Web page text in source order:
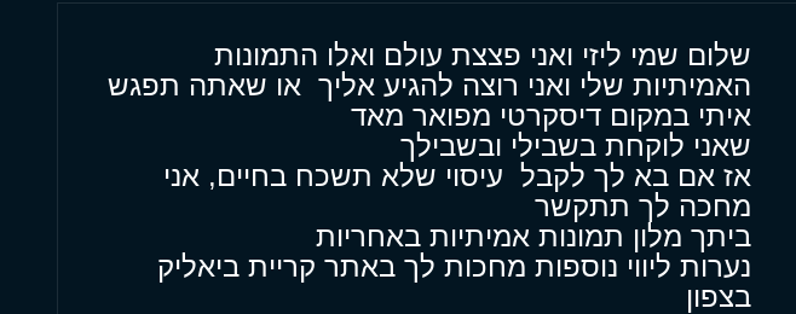
שלום שמי ליזי ואני פצצת עולם ואלו התמונות
האמיתיות שלי ואני רוצה להגיע אליך או שאתה תפגש
איתי במקום דיסקרטי מפואר מאד
שאני לוקחת בשבילי ובשבילך
אז אם בא לך לקבל עיסוי שלא תשכח בחיים, אני
מחכה לך תתקשר
ביתך מלון תמונות אמיתיות באחריות
נערות ליווי נוספות מחכות לך באתר קריית ביאליק
בצפון